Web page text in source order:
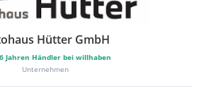
Hütter GmbH
Jahren Händler bei willhaben
Unternehmen